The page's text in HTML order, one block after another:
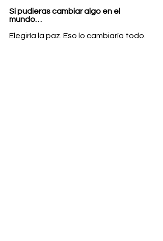
Si pudieras cambiar algo en el
mundo…
Elegiría la paz. Eso lo cambiaría todo.